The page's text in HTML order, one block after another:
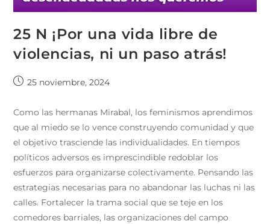
25 N ¡Por una vida libre de
violencias, ni un paso atrás!
25 noviembre, 2024
Como las hermanas Mirabal, los feminismos aprendimos
que al miedo se lo vence construyendo comunidad y que
el objetivo trasciende las individualidades. En tiempos
políticos adversos es imprescindible redoblar los
esfuerzos para organizarse colectivamente. Pensando las
estrategias necesarias para no abandonar las luchas ni las
calles. Fortalecer la trama social que se teje en los
comedores barriales, las organizaciones del campo